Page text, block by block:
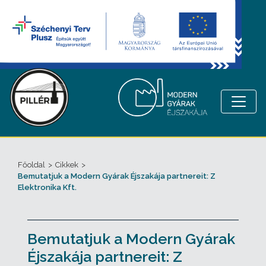
Főoldal > Cikkek >
Bemutatjuk a Modern Gyárak Éjszakája partnereit: Z
Elektronika Kft.
Bemutatjuk a Modern Gyárak
Éjszakája partnereit: Z